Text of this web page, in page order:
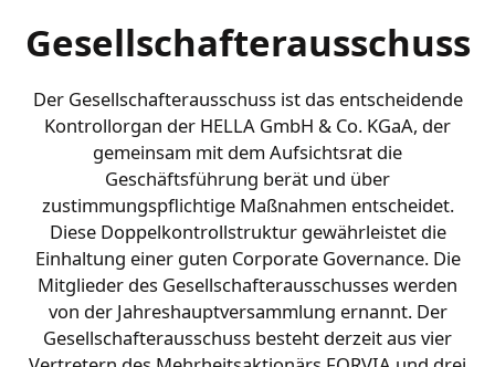
Gesellschafterausschuss
Der Gesellschafterausschuss ist das entscheidende
Kontrollorgan der HELLA GmbH & Co. KGaA, der
gemeinsam mit dem Aufsichtsrat die
Geschäftsführung berät und über
zustimmungspflichtige Maßnahmen entscheidet.
Diese Doppelkontrollstruktur gewährleistet die
Einhaltung einer guten Corporate Governance. Die
Mitglieder des Gesellschafterausschusses werden
von der Jahreshauptversammlung ernannt. Der
Gesellschafterausschuss besteht derzeit aus vier